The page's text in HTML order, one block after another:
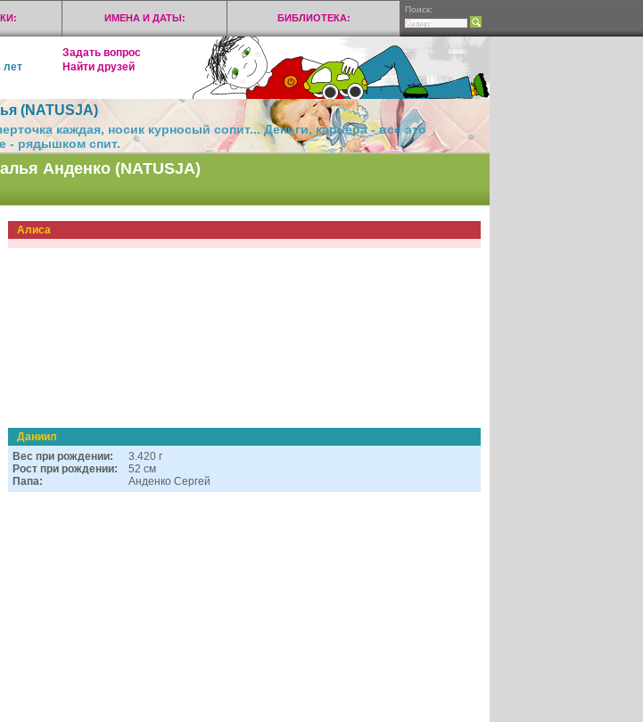
ИМЕНА И ДАТЫ: БИБЛИОТЕКА:
Поиск:
Задать вопрос
лет
Найти друзей
(NATUSJA)
каждая, носик курносый сопит... Деньги, карьера - все это
- рядышком спит.
Анденко (NATUSJA)
Алиса
Даниил
Вес при рождении:
3.420 г
Рост при рождении:
52 см
Папа:
Анденко Сергей